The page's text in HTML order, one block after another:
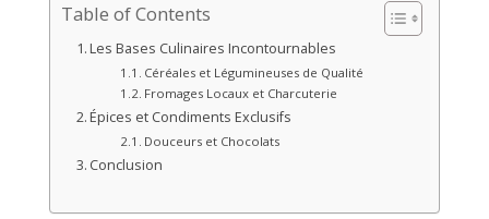
Table of Contents
Les Bases Culinaires Incontournables
Céréales et Légumineuses de Qualité
Fromages Locaux et Charcuterie
Épices et Condiments Exclusifs
Douceurs et Chocolats
Conclusion